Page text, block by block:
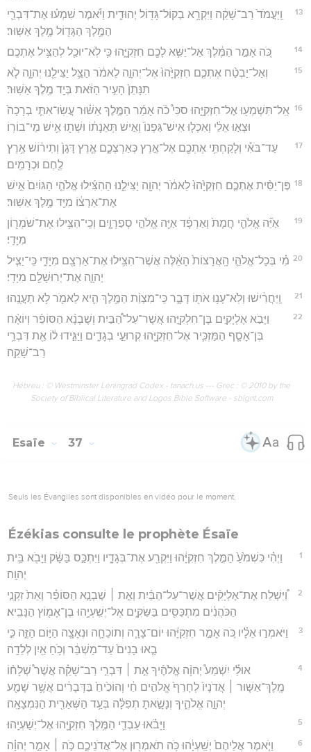
13
וַֽיַּעֲמֹד֙ רַב־שָׁקֵ֔ה וַיִּקְרָ֥א בְקוֹל־גָּד֖וֹל יְהוּדִ֑ית וַיֹּ֕אמֶר שִׁמְע֗וּ אֶת־דִּבְרֵ֛י
הַמֶּ֥לֶךְ הַגָּד֖וֹל מֶ֥לֶךְ אַשּֽׁוּר׃
14 כֹּ֚ה אָמַ֣ר הַמֶּ֔לֶךְ אַל־יַשִּׁ֥א לָכֶ֖ם חִזְקִיָּ֑הוּ כִּ֥י לֹֽא־יוּכַ֖ל לְהַצִּ֥יל אֶתְכֶֽם׃
15
וְאַל־יַבְטַ֨ח אֶתְכֶ֤ם חִזְקִיָּ֙הוּ֙ אֶל־יְהוָ֣ה לֵאמֹ֔ר הַצֵּ֥ל יַצִּילֵ֖נוּ יְהוָ֑ה לֹ֤א
תִנָּתֵן֙ הָעִ֣יר הַזֹּ֔את בְּיַ֖ד מֶ֥לֶךְ אַשּֽׁוּר׃
16 אַֽל־תִּשְׁמְע֖וּ אֶל־חִזְקִיָּ֑הוּ סכִּי֩ כֹ֨ה אָמַ֜ר הַמֶּ֣לֶךְ אַשּׁ֗וּר עֲשֽׂוּ־אִתִּ֤י בְרָכָה֙
וּצְא֣וּ אֵלַ֔י וְאִכְל֤וּ אִישׁ־גַּפְנוֹ֙ וְאִ֣ישׁ תְּאֵנָת֔וֹ וּשְׁת֖וּ אִ֥ישׁ מֵי־בוֹרֽוֹ׃
17
עַד־בֹּאִ֕י וְלָקַחְתִּ֥י אֶתְכֶ֖ם אֶל־אֶ֣רֶץ כְּאַרְצְכֶ֑ם אֶ֤רֶץ דָּגָן֙ וְתִיר֔וֹשׁ אֶ֥רֶץ
לֶ֖חֶם וּכְרָמִֽים׃
18 פֶּן־יַסִּ֨ית אֶתְכֶ֤ם חִזְקִיָּ֙הוּ֙ לֵאמֹ֔ר יְהוָ֖ה יַצִּילֵ֑נוּ הַהִצִּ֜ילוּ אֱלֹהֵ֤י הַגּוֹיִם֙ אִ֣ישׁ
אֶת־אַרְצ֔וֹ מִיַּ֖ד מֶ֥לֶךְ אַשּֽׁוּר׃
19
אַיֵּ֞ה אֱלֹהֵ֤י חֲמָת֙ וְאַרְפָּ֔ד אַיֵּ֖ה אֱלֹהֵ֣י סְפַרְוָ֑יִם וְכִֽי־הִצִּ֥ילוּ אֶת־שֹׁמְר֖וֹן
מִיָּדִֽי׃
20 מִ֗י בְּכָל־אֱלֹהֵ֤י הָֽאֲרָצוֹת֙ הָאֵ֔לֶּה אֲשֶׁר־הִצִּ֥ילוּ אֶת־אַרְצָ֖ם מִיָּדִ֑י כִּֽי־יַצִּ֧יל
יְהוָ֛ה אֶת־יְרוּשָׁלִַ֖ם מִיָּדִֽי׃
21 וַֽיַּחֲרִ֔ישׁוּ וְלֹֽא־עָנ֥וּ אֹת֖וֹ דָּבָ֑ר כִּֽי־מִצְוַ֨ת הַמֶּ֥לֶךְ הִ֛יא לֵאמֹ֖ר לֹ֥א תַעֲנֻֽהוּ׃
22
וַיָּבֹ֣א אֶלְיָקִ֣ים בֶּן־חִלְקִיָּ֣הוּ אֲשֶׁר־עַל־הַ֠בַּיִת וְשֶׁבְנָ֨א הַסּוֹפֵ֜ר וְיוֹאָ֨ח
בֶּן־אָסָ֧ף הַמַּזְכִּ֛יר אֶל־חִזְקִיָּ֖הוּ קְרוּעֵ֣י בְגָדִ֑ים וַיַּגִּ֣ידוּ ל֔וֹ אֵ֖ת דִּבְרֵ֥י
רַב־שָׁקֵֽה׃
Hébreu : © Westminster Leningrad Codex - tanach.us --- Grec : © 2010 by the
Society of Biblical Literature and Logos Bible Software - sblgnt.com
Esaïe 37
Seuls les Évangiles sont disponibles en vidéo pour le moment.
Ézékias consulte le prophète Ésaïe
1
וַיְהִ֗י כִּשְׁמֹ֙עַ֙ הַמֶּ֣לֶךְ חִזְקִיָּ֔הוּ וַיִּקְרַ֖ע אֶת־בְּגָדָ֑יו וַיִּתְכַּ֣ס בַּשָּׂ֔ק וַיָּבֹ֖א בֵּ֥ית
יְהוָֽה׃
2
וַ֠יִּשְׁלַח אֶת־אֶלְיָקִ֨ים אֲשֶׁר־עַל־הַבַּ֜יִת וְאֵ֣ת ׀ שֶׁבְנָ֣א הַסּוֹפֵ֗ר וְאֵת֙ זִקְנֵ֣י
הַכֹּהֲנִ֔ים מִתְכַּסִּ֖ים בַּשַּׂקִּ֑ים אֶל־יְשַֽׁעְיָ֥הוּ בֶן־אָמ֖וֹץ הַנָּבִֽיא׃
3
וַיֹּאמְר֣וּ אֵלָ֗יו כֹּ֚ה אָמַ֣ר חִזְקִיָּ֔הוּ יוֹם־צָרָ֧ה וְתוֹכֵחָ֛ה וּנְאָצָ֖ה הַיּ֣וֹם הַזֶּ֑ה כִּ֣י
בָ֤אוּ בָנִים֙ עַד־מַשְׁבֵּ֔ר וְכֹ֥חַ אַ֖יִן לְלֵדָֽה׃
4
אוּלַ֡י יִשְׁמַע֩ יְהוָ֨ה אֱלֹהֶ֜יךָ אֵ֣ת ׀ דִּבְרֵ֣י רַב־שָׁקֵ֗ה אֲשֶׁר֩ שְׁלָח֨וֹ
מֶֽלֶךְ־אַשּׁ֤וּר ׀ אֲדֹנָיו֙ לְחָרֵף֙ אֱלֹהִ֣ים חַ֔י וְהוֹכִ֙יחַ֙ בַּדְּבָרִ֔ים אֲשֶׁ֥ר שָׁמַ֖ע
יְהוָ֣ה אֱלֹהֶ֑יךָ וְנָשָׂ֣אתָ תְפִלָּ֔ה בְּעַ֥ד הַשְּׁאֵרִ֖ית הַנִּמְצָאָֽה׃
5 וַיָּבֹ֗אוּ עַבְדֵ֛י הַמֶּ֥לֶךְ חִזְקִיָּ֖הוּ אֶל־יְשַׁעְיָֽהוּ׃
6
וַיֹּ֤אמֶר אֲלֵיהֶם֙ יְשַֽׁעְיָ֔הוּ כֹּ֥ה תֹאמְר֖וּן אֶל־אֲדֹנֵיכֶ֑ם כֹּ֣ה ׀ אָמַ֣ר יְהוָ֗ה